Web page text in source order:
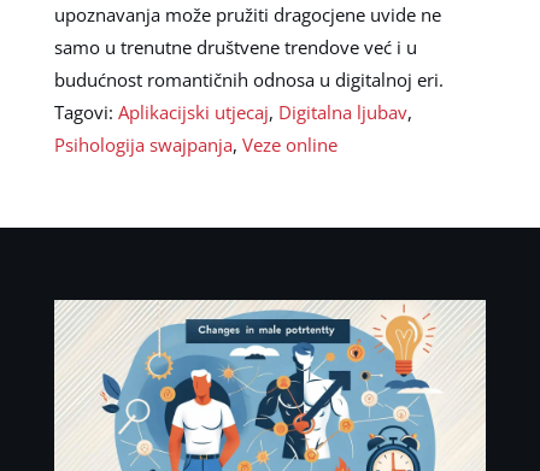
upoznavanja može pružiti dragocjene uvide ne
samo u trenutne društvene trendove već i u
budućnost romantičnih odnosa u digitalnoj eri.
Tagovi: Aplikacijski utjecaj, Digitalna ljubav,
Psihologija swajpanja, Veze online